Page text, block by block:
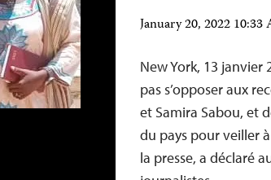
January 20, 2022 10:33
New York, 13
pas s’opposer aux
et Samira Sabou, et
du pays pour veiller
la presse, a déclaré